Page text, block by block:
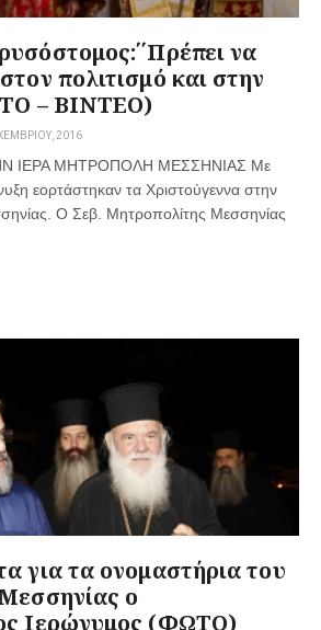
να
πολιτισμό και στην
– ΒΙΝΤΕΟ)
2016
ΙΕΡΑ ΜΗΤΡΟΠΟΛΗ ΜΕΣΣΗΝΙΑΣ Με
εορτάστηκαν τα Χριστούγεννα στην
Ο Σεβ. Μητροπολίτης Μεσσηνίας
για τα ονομαστήρια του
ο
Ιερώνυμος (ΦΩΤΟ)